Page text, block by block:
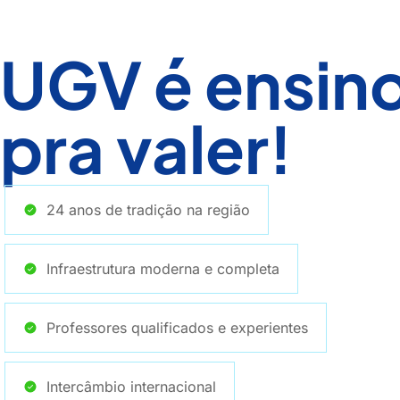
UGV é
pra valer!
24 anos de tradição na região
Infraestrutura moderna e completa
Professores qualificados e experientes
Intercâmbio internacional